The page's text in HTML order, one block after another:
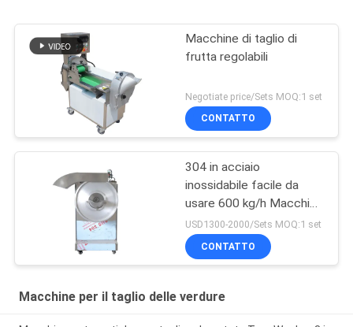
Macchine di taglio di
frutta regolabili
Negotiate price/Sets MOQ:1 set
CONTATTO
304 in acciaio
inossidabile facile da
usare 600 kg/h Macchina
per tagliare le patatine di
manioca
USD1300-2000/Sets MOQ:1 set
CONTATTO
Macchine per il taglio delle verdure